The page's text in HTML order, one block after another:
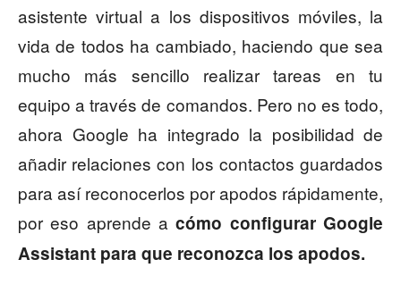
asistente virtual a los dispositivos móviles, la
vida de todos ha cambiado, haciendo que sea
mucho más sencillo realizar tareas en tu
equipo a través de comandos. Pero no es todo,
ahora Google ha integrado la posibilidad de
añadir relaciones con los contactos guardados
para así reconocerlos por apodos rápidamente,
por eso aprende acómo configurar Google
Assistant para que reconozca los apodos.